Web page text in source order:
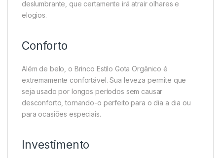
deslumbrante, que certamente irá atrair olhares e
elogios.
Conforto
Além de belo, o Brinco Estilo Gota Orgânico é
extremamente confortável. Sua leveza permite que
seja usado por longos períodos sem causar
desconforto, tornando-o perfeito para o dia a dia ou
para ocasiões especiais.
Investimento